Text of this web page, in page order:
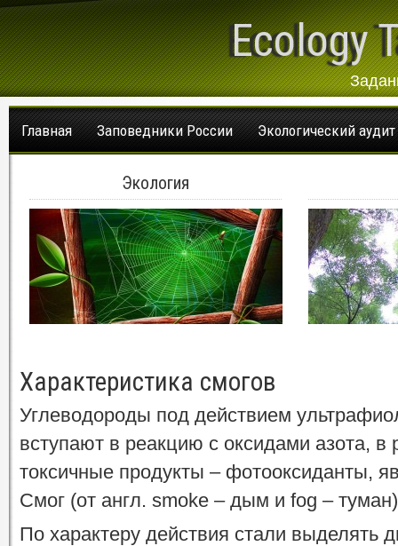
Ecology
Главная Заповедники России Экологический аудит
Экология
Характеристика смогов
Углеводороды под действием
вступают в реакцию с оксидами азота, в
токсичные продукты – фотооксиданты,
Смог (от англ. smoke – дым и fog –
По характеру действия стали выделять